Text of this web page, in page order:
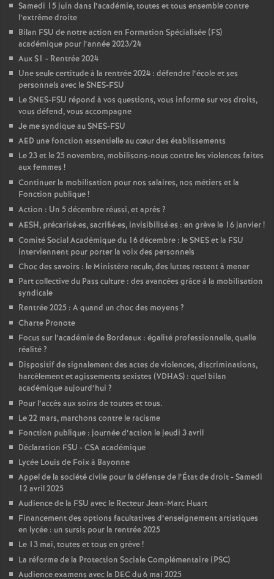
r
O
l
é
n
s
o
u
s
Samedi 15 juin dans l’académie, toutes et tous ensemble contre
l’extrême droite
Bilan FSU de notre action en Formation Spécialisée (FS)
académique pour l’année 2023/24
Aux S1 - Rentrée 2024
Une seule certitude à la rentrée 2024 : défendre l’école et ses
personnels avec le SNES-FSU
Le SNES-FSU répond à vos questions, vous informe sur vos droits,
vous défend, vous accompagne
Je me syndique au SNES-FSU
AED une fonction essentielle au cœur des établissements
Le 23 et le 25 novembre, mobilisons-nous contre les violences faites
aux femmes !
Continuer la mobilisation pour nos salaires, nos métiers et la
Fonction publique!
Action : Un 5 décembre réussi, et après ?
AESH, précarisé·es, sacrifié·es, invisibilisé·es : en grève le 16 janvier!
Comité Social Académique du 16 décembre : le SNES et la FSU
interviennent pour porter la voix des personnels
Choc des savoirs : le Ministère recule, des luttes restent à mener
Part collective du Pass culture : des avancées grâce à la mobilisation
syndicale
Rentrée 2025 : A quand un choc des moyens ?
Charte Pronote
Focus sur l’académie de Bordeaux : égalité professionnelle, quelle
réalité?
Dispositif de signalement des actes de violences, discriminations,
harcèlement et agissements sexistes (VDHAS) : quel bilan
académique aujourd’hui ?
Pour l’accès aux soins de toutes et tous.
Le 22 mars, marchons contre le racisme
Fonction publique : journée d’action le jeudi 3 avril
Déclaration FSU - CSA académique
Lycée Louis de Foix à Bayonne
Appel de la société civile pour la défense de l’État de droit - Samedi
12 avril 2025
Audience de la FSU avec le Recteur Jean-Marc Huart
Financement des options facultatives d’enseignement artistiques
en lycée : un sursis pour la rentrée 2025
Le 13 mai, toutes et tous en grève!
La réforme de la Protection Sociale Complémentaire (PSC)
Audience examens avec la DEC du 6 mai 2025